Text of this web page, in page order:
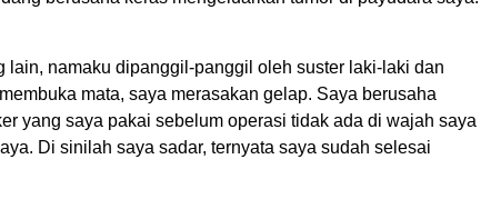
lain, namaku dipanggil-panggil oleh suster laki-laki dan
mata, saya merasakan gelap. Saya berusaha
yang saya pakai sebelum operasi tidak ada di wajah saya
Di sinilah saya sadar, ternyata saya sudah selesai